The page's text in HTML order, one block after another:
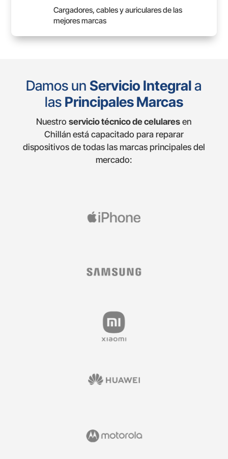
Cargadores, cables y auriculares de las
mejores marcas
Damos unServicio Integrala
las Principales Marcas
Nuestroservicio técnico de celulares en
Chillán está capacitado para reparar
dispositivos de todas las marcas principales del
mercado: